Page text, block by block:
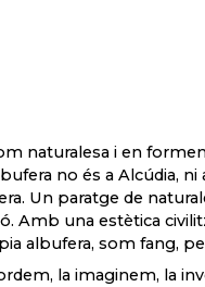
naturalesa i en
no és a Alcúdia,
Un paratge de
Amb una estètica
albufera, som fang,
la imaginem, la